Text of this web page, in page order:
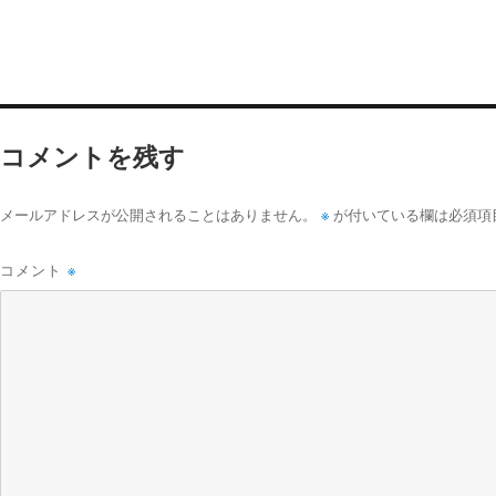
コメントを残す
メールアドレスが公開されることはありません。 ※ が付いている欄は必須項
コメント ※